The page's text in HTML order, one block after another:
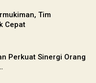
Tim
Cepat
Perkuat Sinergi Orang